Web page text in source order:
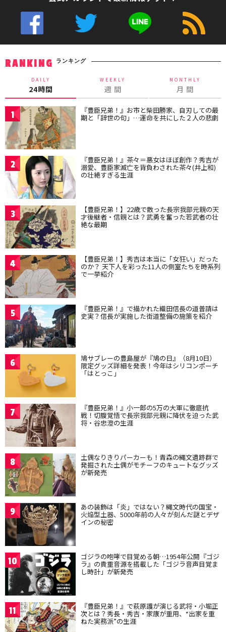
RANKING ランキング
DAILY
24時間
WEEKLY
週 間
MONTHLY
月 間
1 『豊臣兄弟！』お市と柴田勝家、自刃しての最
期と「辞世の句」…運命を共にした２人の悲劇
2 『豊臣兄弟！』茶々＝悪女はほぼ創作？秀吉が
溺愛、豊臣家滅亡を背負わされた茶々(井上和)
の壮絶すぎる生涯
3 【豊臣兄弟！】22歳で散った長宗我部元親の天
才後継者・信親とは？武勇を奮った若武者の壮
絶な最期
4 【豊臣兄弟！】秀吉は本当に「女狂い」だった
のか？ 天下人を彩った11人の側室たちを時系列
で一挙紹介
5 『豊臣兄弟！』で描かれた織田信長の道普請は
史実？信長が実施した街道整備の施策を紹介
6 鳩サブレーの豊島屋が『鳩の日』（8月10日）
限定グッズ詳細を発表！今年はシリコンポーチ
「はとっこ」
7 『豊臣兄弟！』小一郎の5万の大軍に徹底抗
戦！切腹覚悟で長宗我部元親に降伏を迫った武
将・谷忠澄の生涯
8 土偶なりきりパーカーも！青森の縄文遺跡群で
発掘された土偶がモチーフのキュートなグッズ
が新発売
9 あの装飾は「炎」ではない？縄文時代の国宝・
火焔型土器、5000年前の人々が刻んだ謎とデザ
インの秘密
10 ゴジラの咆哮で目覚める朝…1954年公開『ゴジ
ラ』の貴重音源を搭載した「ゴジラ音声目覚ま
し時計」が新発売
11 『豊臣兄弟！』で萩原護が演じる武将・小堀正
次とは？秀長・秀吉・家康が重用、“出家を重
ねた実務派”の生涯